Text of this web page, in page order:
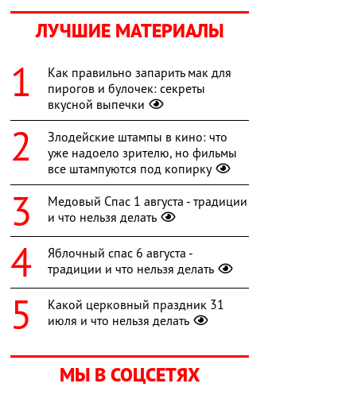
ЛУЧШИЕ МАТЕРИАЛЫ
Как правильно запарить мак для
пирогов и булочек: секреты
вкусной выпечки
Злодейские штампы в кино: что
уже надоело зрителю, но фильмы
все штампуются под копирку
Медовый Спас 1 августа - традиции
и что нельзя делать
Яблочный спас 6 августа -
традиции и что нельзя делать
Какой церковный праздник 31
июля и что нельзя делать
МЫ В СОЦСЕТЯХ